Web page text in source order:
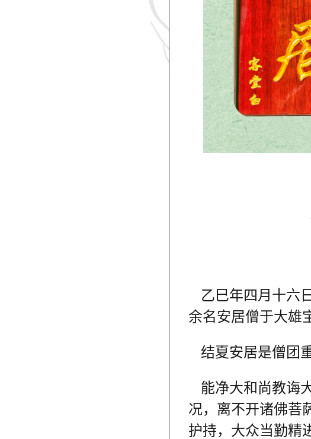
乙巳年四月十六
余名安居僧于大雄
结夏安居是僧团
能净大和尚教诲
况，离不开诸佛菩
护持，大众当勤精